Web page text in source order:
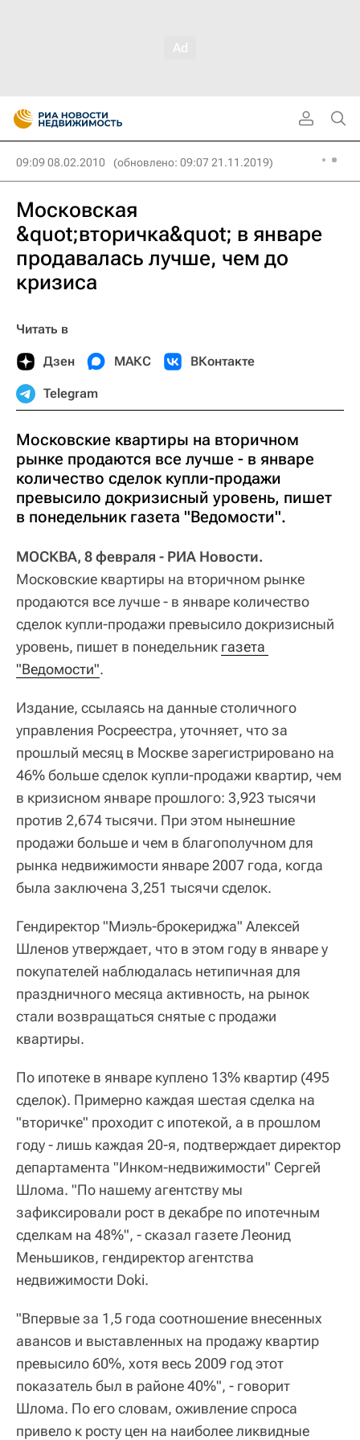
09:09 08.02.2010 (обновлено: 09:07 21.11.2019)
Московская
&quot;вторичка&quot; в январе
продавалась лучше, чем до
кризиса
Читать в
Дзен МАКС ВКонтакте
Telegram
Московские квартиры на вторичном
рынке продаются все лучше - в январе
количество сделок купли-продажи
превысило докризисный уровень, пишет
в понедельник газета "Ведомости".
МОСКВА, 8 февраля - РИА Новости.
Московские квартиры на вторичном рынке
продаются все лучше - в январе количество
сделок купли-продажи превысило докризисный
уровень, пишет в понедельник газета
"Ведомости".
Издание, ссылаясь на данные столичного
управления Росреестра, уточняет, что за
прошлый месяц в Москве зарегистрировано на
46% больше сделок купли-продажи квартир, чем
в кризисном январе прошлого: 3,923 тысячи
против 2,674 тысячи. При этом нынешние
продажи больше и чем в благополучном для
рынка недвижимости январе 2007 года, когда
была заключена 3,251 тысячи сделок.
Гендиректор "Миэль-брокериджа" Алексей
Шленов утверждает, что в этом году в январе у
покупателей наблюдалась нетипичная для
праздничного месяца активность, на рынок
стали возвращаться снятые с продажи
квартиры.
По ипотеке в январе куплено 13% квартир (495
сделок). Примерно каждая шестая сделка на
"вторичке" проходит с ипотекой, а в прошлом
году - лишь каждая 20-я, подтверждает директор
департамента "Инком-недвижимости" Сергей
Шлома. "По нашему агентству мы
зафиксировали рост в декабре по ипотечным
сделкам на 48%", - сказал газете Леонид
Меньшиков, гендиректор агентства
недвижимости Doki.
"Впервые за 1,5 года соотношение внесенных
авансов и выставленных на продажу квартир
превысило 60%, хотя весь 2009 год этот
показатель был в районе 40%", - говорит
Шлома. По его словам, оживление спроса
привело к росту цен на наиболее ликвидные